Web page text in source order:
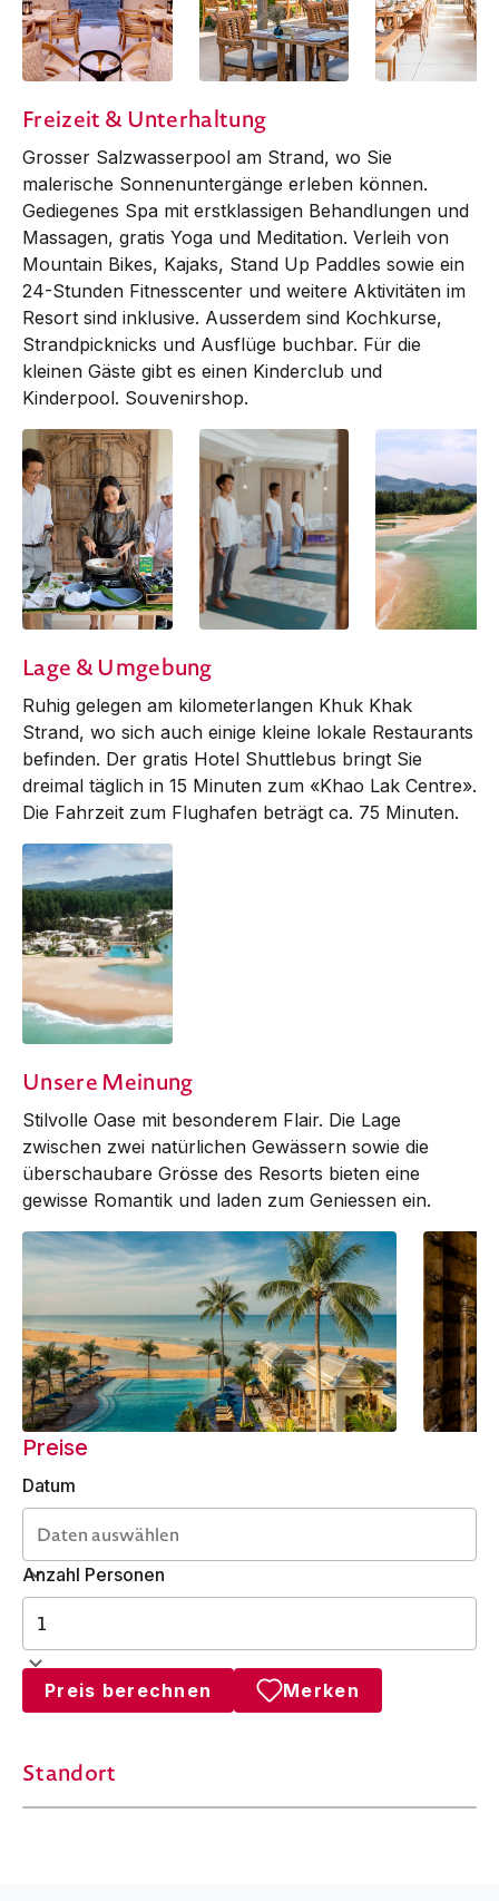
Grill & Bar
Grill & Bar
Freizeit & Unterhaltung
Grosser Salzwasserpool am Strand, wo Sie
malerische Sonnenuntergänge erleben können.
Gediegenes Spa mit erstklassigen Behandlungen und
Massagen, gratis Yoga und Meditation. Verleih von
Mountain Bikes, Kajaks, Stand Up Paddles sowie ein
24-Stunden Fitnesscenter und weitere Aktivitäten im
Resort sind inklusive. Ausserdem sind Kochkurse,
Strandpicknicks und Ausflüge buchbar. Für die
kleinen Gäste gibt es einen Kinderclub und
Kinderpool. Souvenirshop.
Lage & Umgebung
Ruhig gelegen am kilometerlangen Khuk Khak
Strand, wo sich auch einige kleine lokale Restaurants
befinden. Der gratis Hotel Shuttlebus bringt Sie
dreimal täglich in 15 Minuten zum «Khao Lak Centre».
Die Fahrzeit zum Flughafen beträgt ca. 75 Minuten.
Unsere Meinung
Stilvolle Oase mit besonderem Flair. Die Lage
zwischen zwei natürlichen Gewässern sowie die
überschaubare Grösse des Resorts bieten eine
gewisse Romantik und laden zum Geniessen ein.
Preise
Datum
Anzahl Personen
Preis berechnen Merken
Standort